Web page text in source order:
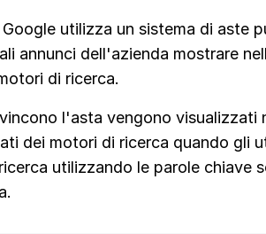
utilizza un sistema di aste
annunci dell'azienda mostrare
di ricerca.
l'asta vengono visualizzati
dei motori di ricerca quando gli
utilizzando le parole chiave